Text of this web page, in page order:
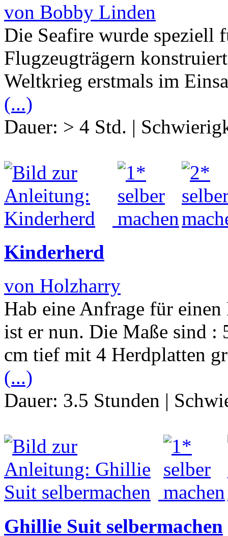
von Bobby Linden
Die Seafire wurde speziell
Flugzeugträgern
Weltkrieg erstmals im
(...)
Dauer: > 4 Std. |
Kinderherd
von Holzharry
Hab eine Anfrage für
ist er nun. Die Maße sind :
cm tief mit 4 Herdplatten
(...)
Dauer: 3.5 Stunden |
Ghillie Suit selbermachen